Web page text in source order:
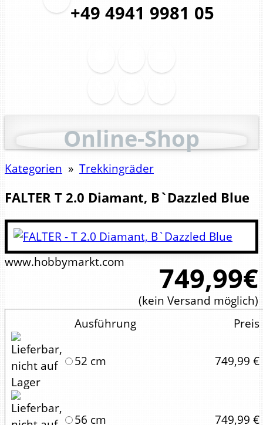
+49 4941 9981 05
Online-Shop
Kategorien » Trekkingräder
FALTERT 2.0 Diamant, B`Dazzled Blue
www.hobbymarkt.com 749,99€
(kein Versand möglich)
Ausführung
Preis
52 cm 749,99 €
56 cm 749,99 €